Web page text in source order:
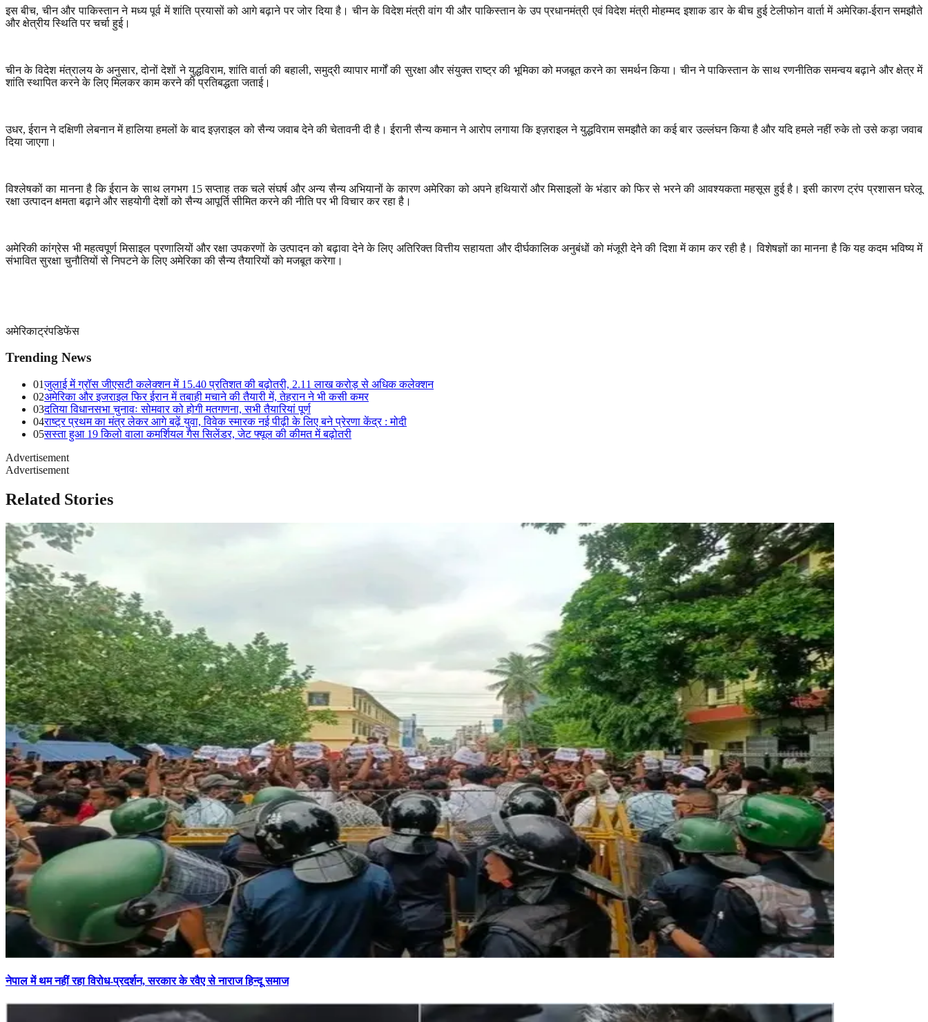
इस बीच,चीन और पाकिस्तान ने मध्य पूर्व में शांति प्रयासों को आगे बढ़ाने पर जोर दिया है। चीन के विदेश मंत्री वांग यी और पाकिस्तान के उप प्रधानमंत्री एवं विदेश मंत्री मोहम्मद इशाक डार के बीच हुई टेलीफोन वार्ता में अमेरिका-ईरान समझौते
और क्षेत्रीय स्थिति पर चर्चा हुई।
चीन के विदेश मंत्रालय के अनुसार,दोनों देशों ने युद्धविराम,शांति वार्ता की बहाली,समुद्री व्यापार मार्गों की सुरक्षा और संयुक्त राष्ट्र की भूमिका को मजबूत करने का समर्थन किया। चीन ने पाकिस्तान के साथ रणनीतिक समन्वय बढ़ाने और क्षेत्र में
शांति स्थापित करने के लिए मिलकर काम करने की प्रतिबद्धता जताई।
उधर,ईरान ने दक्षिणी लेबनान में हालिया हमलों के बाद इज़राइल को सैन्य जवाब देने की चेतावनी दी है। ईरानी सैन्य कमान ने आरोप लगाया कि इज़राइल ने युद्धविराम समझौते का कई बार उल्लंघन किया है और यदि हमले नहीं रुके तो उसे कड़ा जवाब
दिया जाएगा।
विश्लेषकों का मानना है कि ईरान के साथ लगभग 15सप्ताह तक चले संघर्ष और अन्य सैन्य अभियानों के कारण अमेरिका को अपने हथियारों और मिसाइलों के भंडार को फिर से भरने की आवश्यकता महसूस हुई है। इसी कारण ट्रंप प्रशासन घरेलू
रक्षा उत्पादन क्षमता बढ़ाने और सहयोगी देशों को सैन्य आपूर्ति सीमित करने की नीति पर भी विचार कर रहा है।
अमेरिकी कांग्रेस भी महत्वपूर्ण मिसाइल प्रणालियों और रक्षा उपकरणों के उत्पादन को बढ़ावा देने के लिए अतिरिक्त वित्तीय सहायता और दीर्घकालिक अनुबंधों को मंजूरी देने की दिशा में काम कर रही है। विशेषज्ञों का मानना है कि यह कदम भविष्य में
संभावित सुरक्षा चुनौतियों से निपटने के लिए अमेरिका की सैन्य तैयारियों को मजबूत करेगा।
अमेरिकाट्रंपडिफेंस
Trending News
01जुलाई में ग्रॉस जीएसटी कलेक्शन में 15.40 प्रतिशत की बढ़ोतरी, 2.11 लाख करोड़ से अधिक कलेक्शन
02अमेरिका और इजराइल फिर ईरान में तबाही मचाने की तैयारी में, तेहरान ने भी कसी कमर
03दतिया विधानसभा चुनावः सोमवार को होगी मतगणना, सभी तैयारियां पूर्ण
04राष्ट्र प्रथम का मंत्र लेकर आगे बढ़ें युवा, विवेक स्मारक नई पीढ़ी के लिए बने प्रेरणा केंद्र : मोदी
05सस्ता हुआ 19 किलो वाला कमर्शियल गैस सिलेंडर, जेट फ्यूल की कीमत में बढ़ोतरी
Advertisement
Advertisement
Related Stories
नेपाल में थम नहीं रहा विरोध-प्रदर्शन, सरकार के रवैए से नाराज हिन्दू समाज